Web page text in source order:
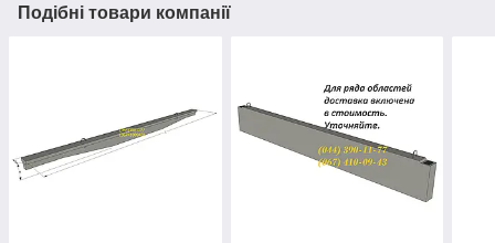
Подібні товари компанії